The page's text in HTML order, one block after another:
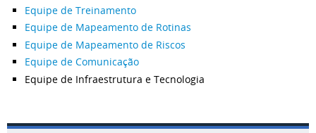
Equipe de Treinamento
Equipe de Mapeamento de Rotinas
Equipe de Mapeamento de Riscos
Equipe de Comunicação
Equipe de Infraestrutura e Tecnologia